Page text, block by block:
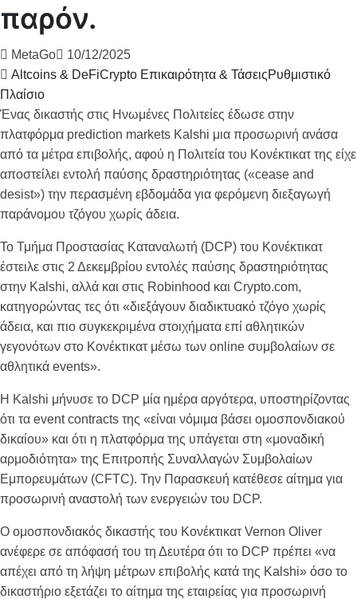
παρόν.
MetaGo
10/12/2025
Altcoins & DeFiCrypto Επικαιρότητα & ΤάσειςΡυθμιστικό
Πλαίσιο
Ένας δικαστής στις Ηνωμένες Πολιτείες έδωσε στην
πλατφόρμα prediction markets Kalshi μια προσωρινή ανάσα
από τα μέτρα επιβολής, αφού η Πολιτεία του Κονέκτικατ της είχε
αποστείλει εντολή παύσης δραστηριότητας («cease and
desist») την περασμένη εβδομάδα για φερόμενη διεξαγωγή
παράνομου τζόγου χωρίς άδεια.
Το Τμήμα Προστασίας Καταναλωτή (DCP) του Κονέκτικατ
έστειλε στις 2 Δεκεμβρίου εντολές παύσης δραστηριότητας
στην Kalshi, αλλά και στις Robinhood και Crypto.com,
κατηγορώντας τες ότι «διεξάγουν διαδικτυακό τζόγο χωρίς
άδεια, και πιο συγκεκριμένα στοιχήματα επί αθλητικών
γεγονότων στο Κονέκτικατ μέσω των online συμβολαίων σε
αθλητικά events».
Η Kalshi μήνυσε το DCP μία ημέρα αργότερα, υποστηρίζοντας
ότι τα event contracts της «είναι νόμιμα βάσει ομοσπονδιακού
δικαίου» και ότι η πλατφόρμα της υπάγεται στη «μοναδική
αρμοδιότητα» της Επιτροπής Συναλλαγών Συμβολαίων
Εμπορευμάτων (CFTC). Την Παρασκευή κατέθεσε αίτημα για
προσωρινή αναστολή των ενεργειών του DCP.
Ο ομοσπονδιακός δικαστής του Κονέκτικατ Vernon Oliver
ανέφερε σε απόφασή του τη Δευτέρα ότι το DCP πρέπει «να
απέχει από τη λήψη μέτρων επιβολής κατά της Kalshi» όσο το
δικαστήριο εξετάζει το αίτημα της εταιρείας για προσωρινή